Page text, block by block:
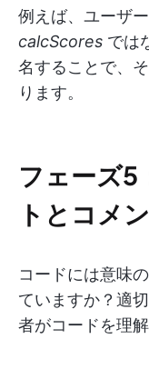
例えば、ユーザ
calcScores では
名することで、
ります。
フェーズ5
トとコメ
コードには意味
ていますか？適
者がコードを理